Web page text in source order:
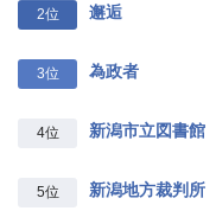
2位 邂逅
3位 為政者
4位 新潟市立図書館
5位 新潟地方裁判所